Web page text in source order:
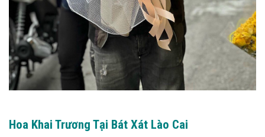
Hoa Khai Trương Tại Bát Xát Lào Cai